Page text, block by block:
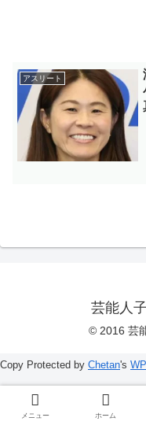
アスリート
芸能人
© 2016 芸
メニュー ホーム
Copy Protected by Chetan's